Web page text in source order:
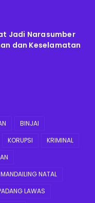
Jadi Narasumber
dan Keselamatan
BINJAI
KORUPSI
KRIMINAL
MANDAILING NATAL
LAWAS